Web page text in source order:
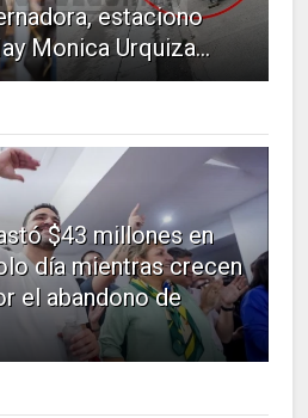
estaciono
Monica Urquiza...
$43 millones en
día mientras crecen
el abandono de